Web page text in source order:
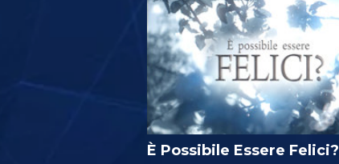
È Possibile Essere Felici?